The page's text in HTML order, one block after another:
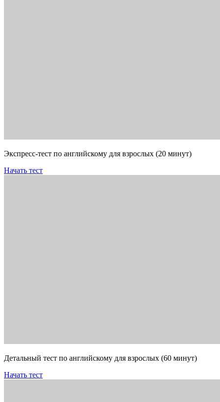
Экспресс-тест по английскому для взрослых (20 минут)
Начать тест
Детальный тест по английскому для взрослых (60 минут)
Начать тест